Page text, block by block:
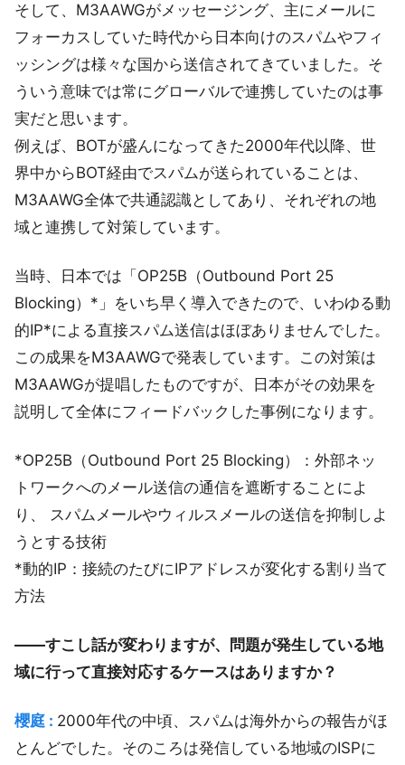
そして、M3AAWGがメッセージング、主にメールに
フォーカスしていた時代から日本向けのスパムやフィ
ッシングは様々な国から送信されてきていました。そ
ういう意味では常にグローバルで連携していたのは事
実だと思います。
例えば、BOTが盛んになってきた2000年代以降、世
界中からBOT経由でスパムが送られていることは、
M3AAWG全体で共通認識としてあり、それぞれの地
域と連携して対策しています。
当時、日本では「OP25B（Outbound Port 25
Blocking）*」をいち早く導入できたので、いわゆる動
的IP*による直接スパム送信はほぼありませんでした。
この成果をM3AAWGで発表しています。この対策は
M3AAWGが提唱したものですが、日本がその効果を
説明して全体にフィードバックした事例になります。
*OP25B（Outbound Port 25 Blocking）：外部ネッ
トワークへのメール送信の通信を遮断することによ
り、 スパムメールやウィルスメールの送信を抑制しよ
うとする技術
*動的IP：接続のたびにIPアドレスが変化する割り当て
方法
――すこし話が変わりますが、問題が発生している地
域に行って直接対応するケースはありますか？
櫻庭 : 2000年代の中頃、スパムは海外からの報告がほ
とんどでした。そのころは発信している地域のISPに